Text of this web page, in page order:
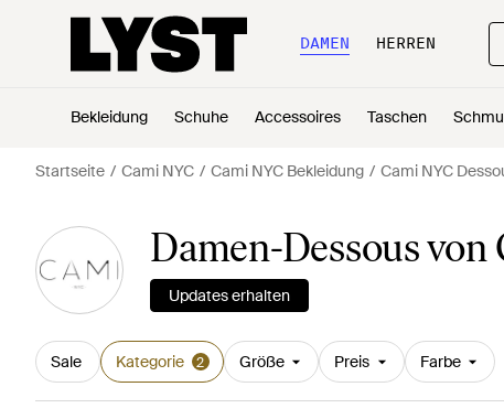
DAMEN HERREN
Bekleidung Schuhe Accessoires Taschen
Startseite Cami NYC Cami NYC Bekleidung Cami NYC
Damen-Dessous von
Updates erhalten
Sale Kategorie 2 Größe Preis Farbe